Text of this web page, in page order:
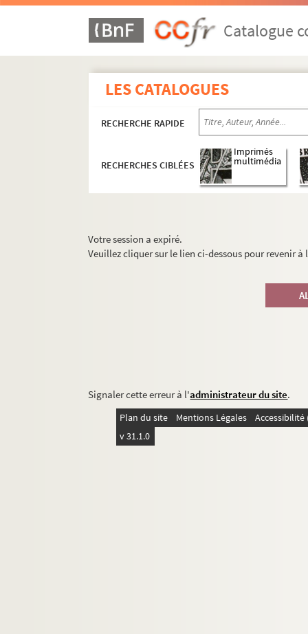
Catalogue
LES CATALOGUES
RECHERCHE RAPIDE
RECHERCHES CIBLÉES
Imprimés
multimédia
Votre session a expiré.
Veuillez cliquer sur le lien ci-dessous pour revenir
Signaler cette erreur à l'administrateur du site.
Plan du site Mentions Légales
v 31.1.0